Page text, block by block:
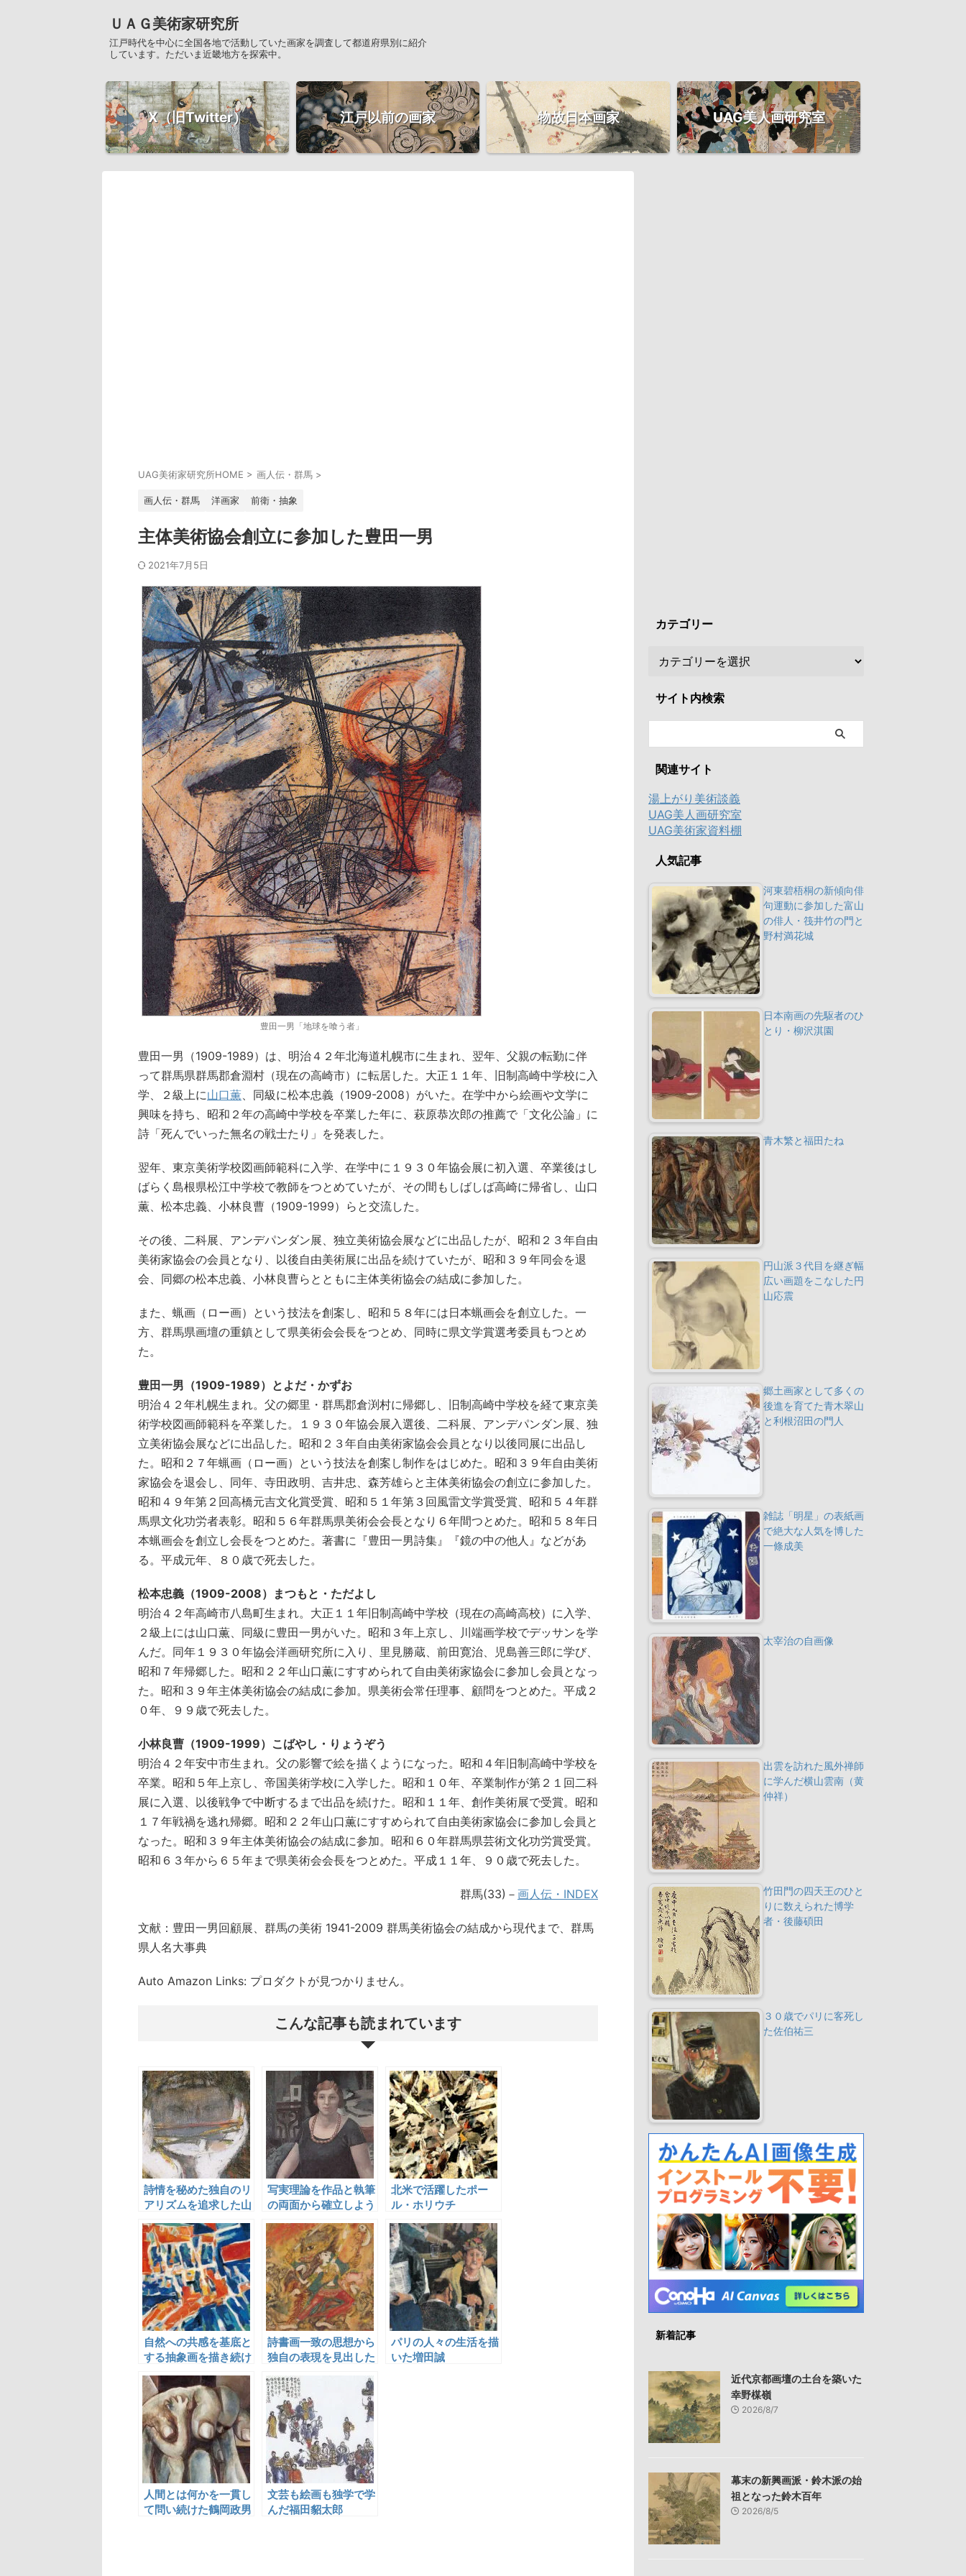
ＵＡＧ美術家研究所
江戸時代を中心に全国各地で活動していた画家を調査して都道府県別に紹介
しています。ただいま近畿地方を探索中。
X（旧Twitter） 江戸以前の画家 物故日本画家 UAG美人画研究室
UAG美術家研究所HOME > 画人伝・群馬 >
画人伝・群馬 洋画家 前衛・抽象
主体美術協会創立に参加した豊田一男
2021年7月5日
豊田一男「地球を喰う者」
豊田一男（1909-1989）は、明治４２年北海道札幌市に生まれ、翌年、父親の転勤に伴
って群馬県群馬郡倉淵村（現在の高崎市）に転居した。大正１１年、旧制高崎中学校に入
学、２級上に山口薫、同級に松本忠義（1909-2008）がいた。在学中から絵画や文学に
興味を持ち、昭和２年の高崎中学校を卒業した年に、萩原恭次郎の推薦で「文化公論」に
詩「死んでいった無名の戦士たり」を発表した。
翌年、東京美術学校図画師範科に入学、在学中に１９３０年協会展に初入選、卒業後はし
ばらく島根県松江中学校で教師をつとめていたが、その間もしばしば高崎に帰省し、山口
薫、松本忠義、小林良曹（1909-1999）らと交流した。
その後、二科展、アンデパンダン展、独立美術協会展などに出品したが、昭和２３年自由
美術家協会の会員となり、以後自由美術展に出品を続けていたが、昭和３９年同会を退
会、同郷の松本忠義、小林良曹らとともに主体美術協会の結成に参加した。
また、蝋画（ロー画）という技法を創案し、昭和５８年には日本蝋画会を創立した。一
方、群馬県画壇の重鎮として県美術会会長をつとめ、同時に県文学賞選考委員もつとめ
た。
豊田一男（1909-1989）とよだ・かずお
明治４２年札幌生まれ。父の郷里・群馬郡倉渕村に帰郷し、旧制高崎中学校を経て東京美
術学校図画師範科を卒業した。１９３０年協会展入選後、二科展、アンデパンダン展、独
立美術協会展などに出品した。昭和２３年自由美術家協会会員となり以後同展に出品し
た。昭和２７年蝋画（ロー画）という技法を創案し制作をはじめた。昭和３９年自由美術
家協会を退会し、同年、寺田政明、吉井忠、森芳雄らと主体美術協会の創立に参加した。
昭和４９年第２回高橋元吉文化賞受賞、昭和５１年第３回風雷文学賞受賞、昭和５４年群
馬県文化功労者表彰。昭和５６年群馬県美術会会長となり６年間つとめた。昭和５８年日
本蝋画会を創立し会長をつとめた。著書に『豊田一男詩集』『鏡の中の他人』などがあ
る。平成元年、８０歳で死去した。
松本忠義（1909-2008）まつもと・ただよし
明治４２年高崎市八島町生まれ。大正１１年旧制高崎中学校（現在の高崎高校）に入学、
２級上には山口薫、同級に豊田一男がいた。昭和３年上京し、川端画学校でデッサンを学
んだ。同年１９３０年協会洋画研究所に入り、里見勝蔵、前田寛治、児島善三郎に学び、
昭和７年帰郷した。昭和２２年山口薫にすすめられて自由美術家協会に参加し会員となっ
た。昭和３９年主体美術協会の結成に参加。県美術会常任理事、顧問をつとめた。平成２
０年、９９歳で死去した。
小林良曹（1909-1999）こばやし・りょうぞう
明治４２年安中市生まれ。父の影響で絵を描くようになった。昭和４年旧制高崎中学校を
卒業。昭和５年上京し、帝国美術学校に入学した。昭和１０年、卒業制作が第２１回二科
展に入選、以後戦争で中断するまで出品を続けた。昭和１１年、創作美術展で受賞。昭和
１７年戦禍を逃れ帰郷。昭和２２年山口薫にすすめられて自由美術家協会に参加し会員と
なった。昭和３９年主体美術協会の結成に参加。昭和６０年群馬県芸術文化功労賞受賞。
昭和６３年から６５年まで県美術会会長をつとめた。平成１１年、９０歳で死去した。
群馬(33)－ 画人伝・INDEX
文献：豊田一男回顧展、群馬の美術 1941-2009 群馬美術協会の結成から現代まで、群馬
県人名大事典
Auto Amazon Links: プロダクトが見つかりません。
こんな記事も読まれています
詩情を秘めた独自のリ
アリズムを追求した山
口薫
写実理論を作品と執筆
の両面から確立しよう
とした前田寛治
北米で活躍したポー
ル・ホリウチ
自然への共感を基底と
する抽象画を描き続け
た末松正樹
詩書画一致の思想から
独自の表現を見出した
三枝茂雄
パリの人々の生活を描
いた増田誠
人間とは何かを一貫し
て問い続けた鶴岡政男
文芸も絵画も独学で学
んだ福田貂太郎
カテゴリー
サイト内検索
関連サイト
湯上がり美術談義
UAG美人画研究室
UAG美術家資料棚
人気記事
河東碧梧桐の新傾向俳
句運動に参加した富山
の俳人・筏井竹の門と
野村満花城
日本南画の先駆者のひ
とり・柳沢淇園
青木繁と福田たね
円山派３代目を継ぎ幅
広い画題をこなした円
山応震
郷土画家として多くの
後進を育てた青木翠山
と利根沼田の門人
雑誌「明星」の表紙画
で絶大な人気を博した
一條成美
太宰治の自画像
出雲を訪れた風外禅師
に学んだ横山雲南（黄
仲祥）
竹田門の四天王のひと
りに数えられた博学
者・後藤碩田
３０歳でパリに客死し
た佐伯祐三
新着記事
近代京都画壇の土台を築いた
幸野楳嶺
2026/8/7
幕末の新興画派・鈴木派の始
祖となった鈴木百年
2026/8/5